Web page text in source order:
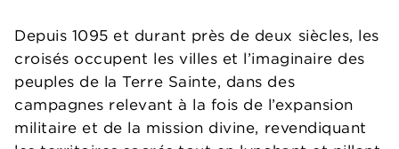
Depuis 1095 et durant près de deux siècles, les
croisés occupent les villes et l’imaginaire des
peuples de la Terre Sainte, dans des
campagnes relevant à la fois de l’expansion
militaire et de la mission divine, revendiquant